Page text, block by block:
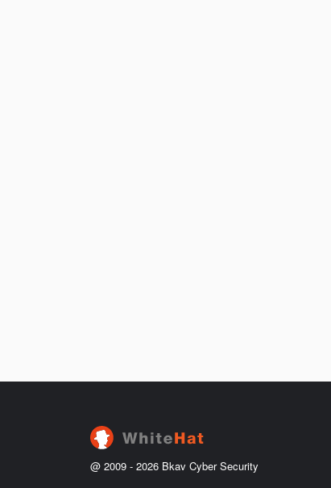
@ 2009 - 2026 Bkav Cyber Security